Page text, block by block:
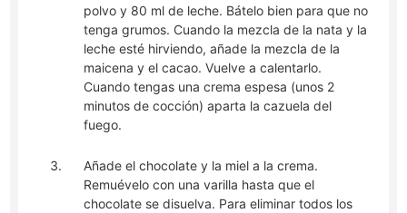
polvo y 80 ml de leche. Bátelo bien para que no
tenga grumos. Cuando la mezcla de la nata y la
leche esté hirviendo, añade la mezcla de la
maicena y el cacao. Vuelve a calentarlo.
Cuando tengas una crema espesa (unos 2
minutos de cocción) aparta la cazuela del
fuego.
Añade el chocolate y la miel a la crema.
Remuévelo con una varilla hasta que el
chocolate se disuelva. Para eliminar todos los